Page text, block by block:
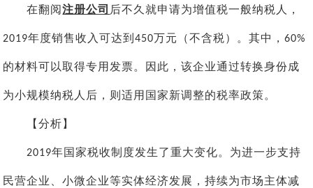
在翻阅注册公司 后不久就申请为增值税一般纳税人，
2019年度销售收入可达到450万元（不含税）。其中，60%
的材料可以取得专用发票。因此，该企业通过转换身份成
为小规模纳税人后，则适用国家新调整的税率政策。
【分析】
2019年国家税收制度发生了重大变化。为进一步支持
民营企业、小微企业等实体经济发展，持续为市场主体减